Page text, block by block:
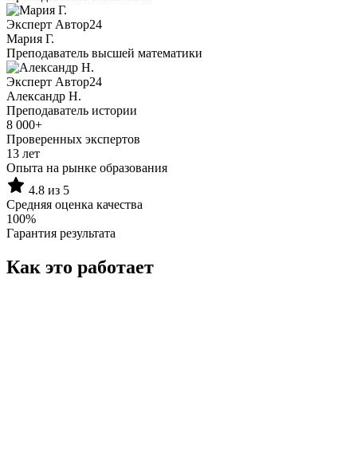
Эксперт Автор24
Мария Г.
Преподаватель высшей математики
Эксперт Автор24
Александр Н.
Преподаватель истории
8 000+
Проверенных экспертов
13 лет
Опыта на рынке образования
4.8 из 5
Средняя оценка качества
100%
Гарантия результата
Как это работает